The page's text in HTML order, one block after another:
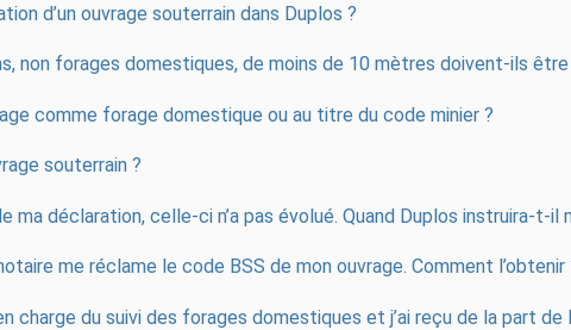
d’un ouvrage souterrain dans Duplos ?
non forages domestiques, de moins de 10 mètres doivent-ils
comme forage domestique ou au titre du code minier ?
souterrain ?
ma déclaration, celle-ci n’a pas évolué. Quand Duplos instruira-
me réclame le code BSS de mon ouvrage. Comment l’obtenir
charge du suivi des forages domestiques et j’ai reçu de la part